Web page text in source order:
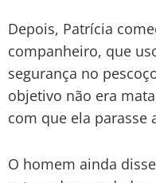
Depois, Patrícia
companheiro, que
segurança no
objetivo não era
com que ela parasse
O homem ainda